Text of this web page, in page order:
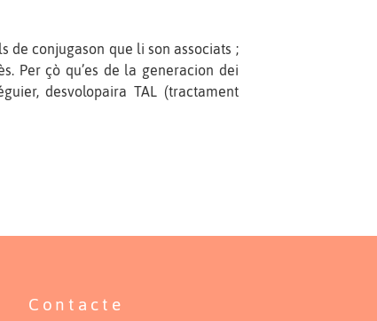
de conjugason que li son associats ;
Per çò qu’es de la generacion dei
desvolopaira TAL (tractament
Contacte